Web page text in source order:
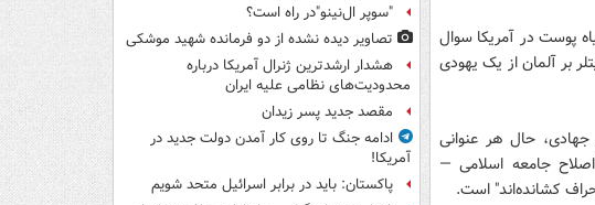
پوست در آمریکا سوال
بر آلمان از یک یهودی
حال هر عنوانی
جامعه اسلامی —
کشانده‌اند" است.
"سوپر ال‌نینو"در راه است؟
تصاویر دیده‌ نشده از دو فرمانده شهید موشکی
هشدار ارشدترین ژنرال آمریکا درباره
محدودیت‌های نظامی علیه ایران
مقصد جدید پسر زیدان
ادامه جنگ تا روی کار آمدن دولت جدید در
آمریکا!
پاکستان: باید در برابر اسرائیل متحد شویم